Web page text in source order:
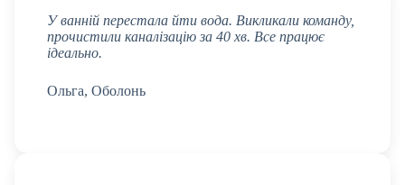
У ванній перестала йти вода. Викликали команду,
прочистили каналізацію за 40 хв. Все працює
ідеально.
Ольга, Оболонь